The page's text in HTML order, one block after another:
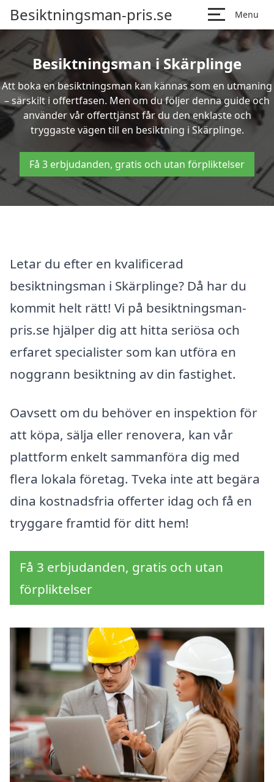
Besiktningsman-pris.se Menu
Besiktningsman i Skärplinge
Att boka en besiktningsman kan kännas som en utmaning
– särskilt i offertfasen. Men om du följer denna guide och
använder vår offerttjänst får du den enklaste och
tryggaste vägen till en besiktning i Skärplinge.
Få 3 erbjudanden, gratis och utan förpliktelser
Letar du efter en kvalificerad
besiktningsman i Skärplinge? Då har du
kommit helt rätt! Vi på besiktningsman-
pris.se hjälper dig att hitta seriösa och
erfaret specialister som kan utföra en
noggrann besiktning av din fastighet.
Oavsett om du behöver en inspektion för
att köpa, sälja eller renovera, kan vår
plattform enkelt sammanföra dig med
flera lokala företag. Tveka inte att begära
dina kostnadsfria offerter idag och få en
tryggare framtid för ditt hem!
Få 3 erbjudanden, gratis och utan
förpliktelser